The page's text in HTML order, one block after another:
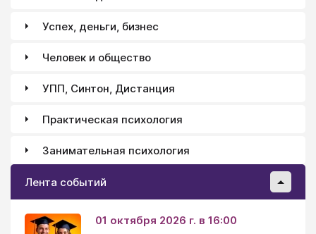
Успех, деньги, бизнес
Человек и общество
УПП, Синтон, Дистанция
Практическая психология
Занимательная психология
Лента событий
01 октября 2026 г. в 16:00